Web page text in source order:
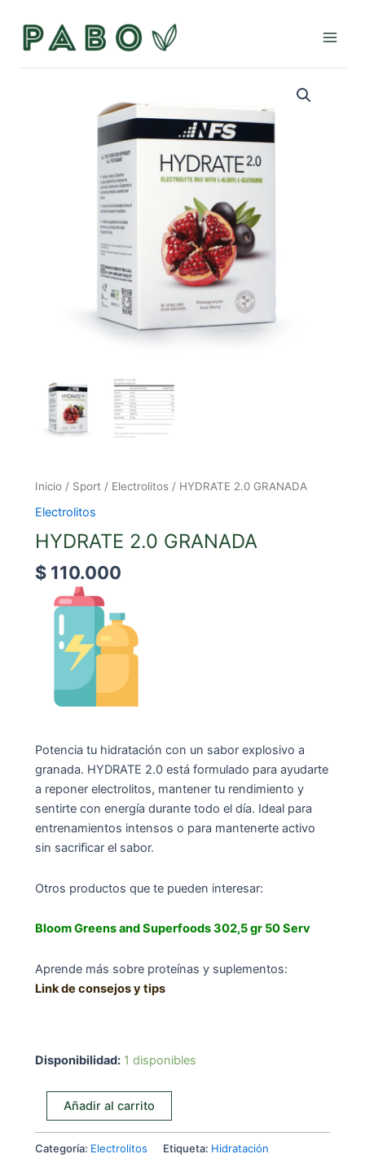
contenido
Inicio/ Sport / Electrolitos/ HYDRATE 2.0 GRANADA
Electrolitos
HYDRATE 2.0 GRANADA
$110.000
Potencia tu hidratación con un sabor explosivo a
granada. HYDRATE 2.0 está formulado para ayudarte
a reponer electrolitos, mantener tu rendimiento y
sentirte con energía durante todo el día. Ideal para
entrenamientos intensos o para mantenerte activo
sin sacrificar el sabor.
Otros productos que te pueden interesar:
Bloom Greens and Superfoods 302,5 gr 50 Serv
Aprende más sobre proteínas y suplementos:
Link de consejos y tips
Disponibilidad: 1 disponibles
HYDRATE
2.0
cantidad
Añadir al carrito
Categoría: Electrolitos Etiqueta: Hidratación